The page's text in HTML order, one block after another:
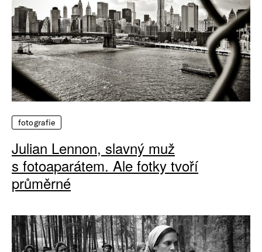
fotografie
Julian Lennon, slavný muž
s fotoaparátem. Ale fotky tvoří
průměrné